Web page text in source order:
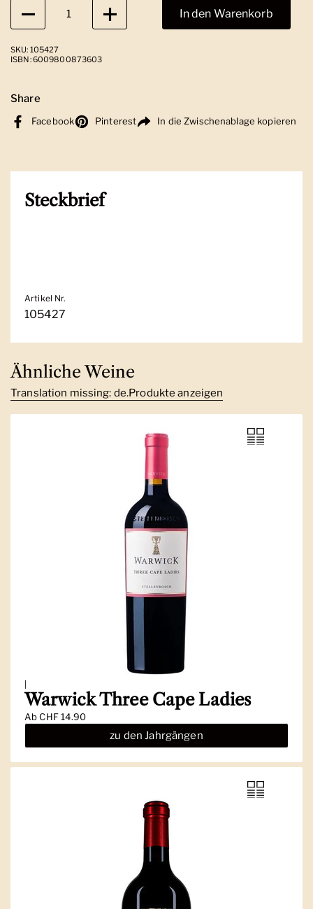
Anzahl
In den Warenkorb
SKU: 105427
ISBN: 6009800873603
Share
Facebook Pinterest In die Zwischenablage kopieren
Steckbrief
Artikel Nr.
105427
Ähnliche Weine
Translation missing: de.Produkte anzeigen
|
Warwick Three Cape Ladies
AbCHF 14.90
zu den Jahrgängen